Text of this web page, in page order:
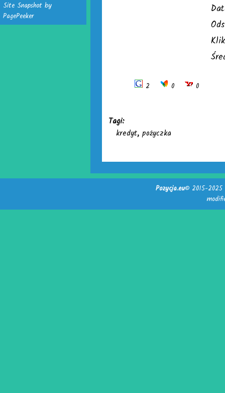
Site Snapshot by
PagePeeker
2 0 0
Tagi:
kredyt,pożyczka
Pozycja.eu© 2015-